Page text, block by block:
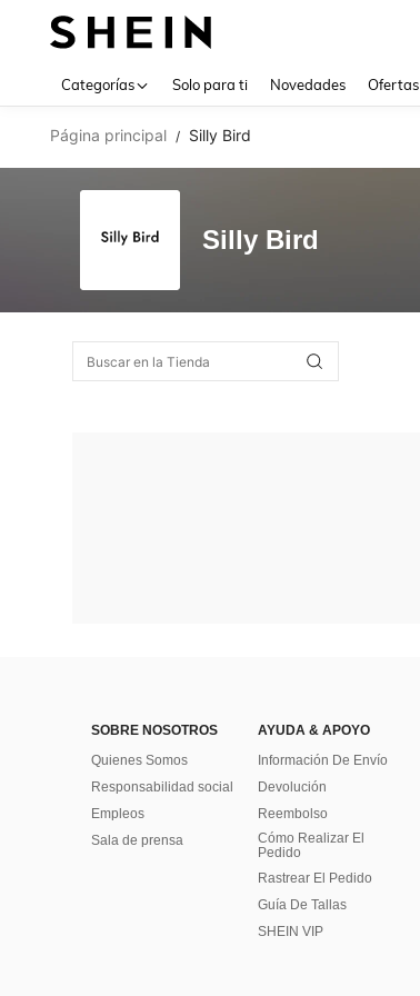
Categorías Solo para ti Novedades Ofertas
Página principal / Silly Bird
Silly Bird
SOBRE NOSOTROS
Quienes Somos
Responsabilidad social
Empleos
Sala de prensa
AYUDA & APOYO
Información De Envío
Devolución
Reembolso
Cómo Realizar El
Pedido
Rastrear El Pedido
Guía De Tallas
SHEIN VIP